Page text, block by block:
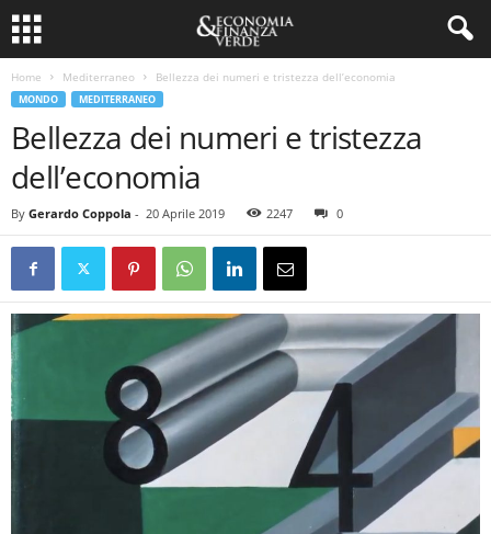
Home Mediterraneo Bellezza dei numeri e tristezza dell’economia
MONDO MEDITERRANEO
Bellezza dei numeri e tristezza
dell’economia
By Gerardo Coppola - 20 Aprile 2019 2247 0